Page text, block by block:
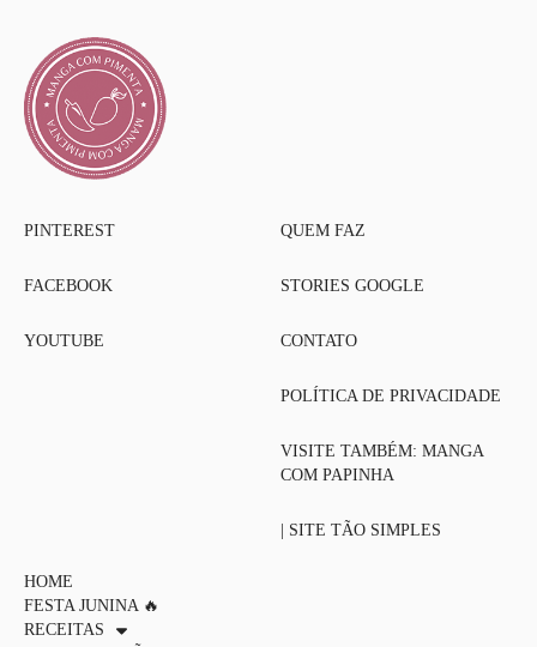
PINTEREST
FACEBOOK
YOUTUBE
QUEM FAZ
STORIES GOOGLE
CONTATO
POLÍTICA DE PRIVACIDADE
VISITE TAMBÉM: MANGA
COM PAPINHA
| SITE TÃO SIMPLES
HOME
FESTA JUNINA 🔥
RECEITAS